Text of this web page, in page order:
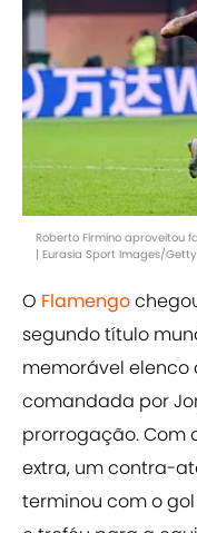
Roberto Firmino aproveitou
| Eurasia Sport Images/
O Flamengo
segundo título
memorável elenco
comandada por
prorrogação. Com
extra, um contra-
terminou com o